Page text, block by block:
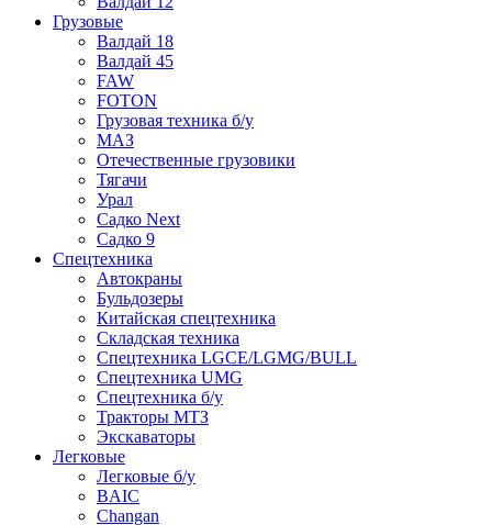
Грузовые
Валдай 18
Валдай 45
FAW
FOTON
Грузовая техника б/у
МАЗ
Отечественные грузовики
Тягачи
Урал
Садко Next
Садко 9
Спецтехника
Автокраны
Бульдозеры
Китайская спецтехника
Складская техника
Спецтехника LGCE/LGMG/BULL
Спецтехника UMG
Спецтехника б/у
Тракторы МТЗ
Экскаваторы
Легковые
Легковые б/у
BAIC
Changan